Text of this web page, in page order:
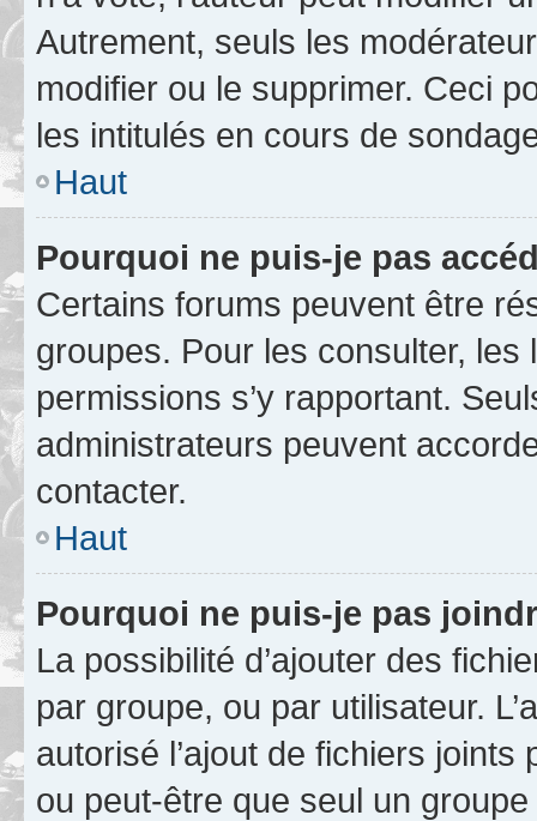
Autrement, seuls les
modifier ou le supprimer. Ceci
les intitulés en cours de
Haut
Pourquoi ne puis-je pas
Certains forums peuvent être
groupes. Pour les consulter,
permissions s’y rapportant.
administrateurs peuvent
contacter.
Haut
Pourquoi ne puis-je pas
La possibilité d’ajouter des
par groupe, ou par utilisateur.
autorisé l’ajout de fichiers
ou peut-être que seul un